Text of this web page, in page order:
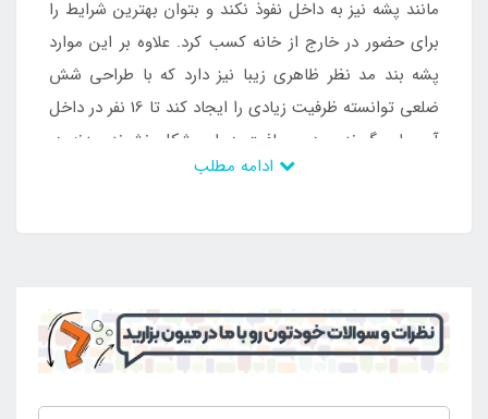
مانند پشه نیز به داخل نفوذ نکند و بتوان بهترین شرایط را
برای حضور در خارج از خانه کسب کرد. علاوه بر این موارد
پشه بند مد نظر ظاهری زیبا نیز دارد که با طراحی شش
ضلعی توانسته ظرفیت زیادی را ایجاد کند تا 16 نفر در داخل
آن جای گیرند و در مسافرت دچار مشکل نشوند. بدنه در
زمان جمع آوری و حمل و نقل به شکل تاشو تبدیل می
هیچ یک از افراد نمی شود. از این رو کسانی که به دنبال
راحتی در زمان مسافرت در فصول گرم سال می باشند که
حشرات زیادی در محیط وجود دارد ویا مسافرت به شمال
کشور که پشه در آن زیاد می باشد می توانند از این